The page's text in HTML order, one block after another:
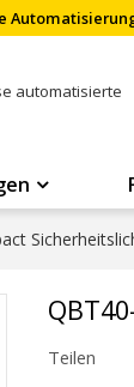
automatisierte
Teilen